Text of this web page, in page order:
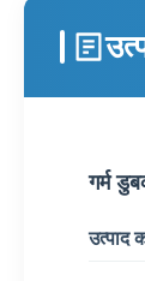
गर्म
उत्पाद